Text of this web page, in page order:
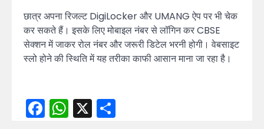
छात्र अपना रिजल्ट DigiLocker और UMANG ऐप पर भी चेक
कर सकते हैं। इसके लिए मोबाइल नंबर से लॉगिन कर CBSE
सेक्शन में जाकर रोल नंबर और जरूरी डिटेल भरनी होगी। वेबसाइट
स्लो होने की स्थिति में यह तरीका काफी आसान माना जा रहा है।
Facebook
WhatsApp
X